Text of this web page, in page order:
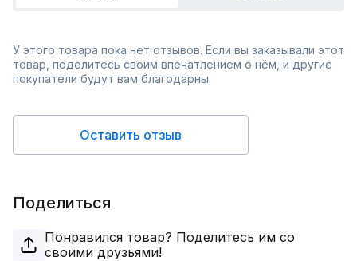
У этого товара пока нет отзывов. Если вы заказывали этот
товар, поделитесь своим впечатлением о нём, и другие
покупатели будут вам благодарны.
Оставить отзыв
Поделиться
Понравился товар? Поделитесь им со
своими друзьями!